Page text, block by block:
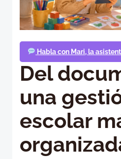
Habla con Mari, la
Del
una
escolar